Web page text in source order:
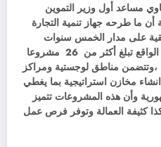
مساعد أول وزير التموين
أن ما طرحه جهاز تنمية التجارة
على مدار الخمس سنوات
الماضية وجارى تنفيذها على أرض الواقع تبلغ أكثر من 26 مشروعا
60 مليار جنيه ،وتتضمن مناطق لوجستية ومراكز
مخازن استراتيجية بما يغطي
وأن هذه المشروعات تتميز
كثيفة العمالة وتوفر فرص عمل